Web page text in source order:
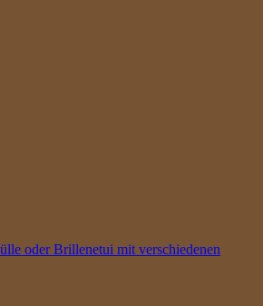
oder Brillenetui mit verschiedenen